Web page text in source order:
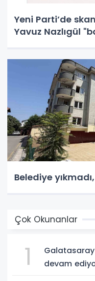
Yeni Parti’de
Yavuz Nazlıgül
Belediye
Çok Okunanlar
1
Galatasaray
devam